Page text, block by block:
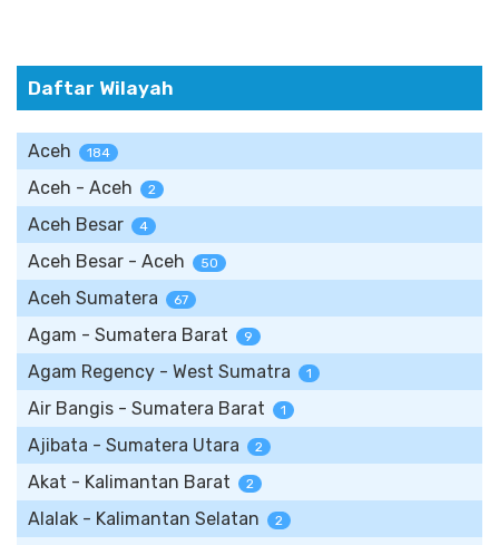
Daftar Wilayah
Aceh 184
Aceh - Aceh 2
Aceh Besar 4
Aceh Besar - Aceh 50
Aceh Sumatera 67
Agam - Sumatera Barat 9
Agam Regency - West Sumatra 1
Air Bangis - Sumatera Barat 1
Ajibata - Sumatera Utara 2
Akat - Kalimantan Barat 2
Alalak - Kalimantan Selatan 2